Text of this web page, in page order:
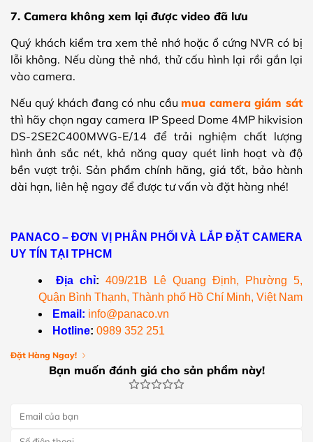
7. Camera không xem lại được video đã lưu
Quý khách kiểm tra xem thẻ nhớ hoặc ổ cứng NVR có bị
lỗi không. Nếu dùng thẻ nhớ, thử cấu hình lại rồi gắn lại
vào camera.
Nếu quý khách đang có nhu cầu mua camera giám sát
thì hãy chọn ngay camera IP Speed Dome 4MP hikvision
DS-2SE2C400MWG-E/14 để trải nghiệm chất lượng
hình ảnh sắc nét, khả năng quay quét linh hoạt và độ
bền vượt trội. Sản phẩm chính hãng, giá tốt, bảo hành
dài hạn, liên hệ ngay để được tư vấn và đặt hàng nhé!
PANACO – ĐƠN VỊ PHÂN PHỐI VÀ LẮP ĐẶT CAMERA
UY TÍN TẠI TPHCM
Địa chỉ: 409/21B Lê Quang Định, Phường 5,
Quận Bình Thạnh, Thành phố Hồ Chí Minh, Việt Nam
Email: info@panaco.vn
Hotline: 0989 352 251
Đặt Hàng Ngay!
Bạn muốn đánh giá cho sản phẩm này!